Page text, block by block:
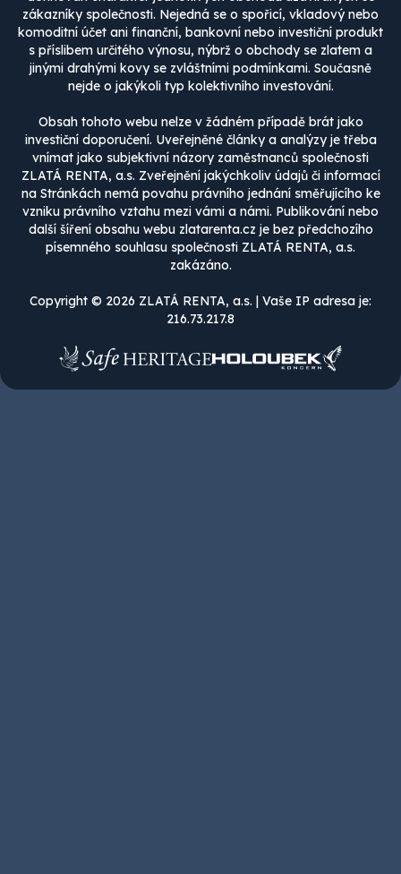
zákazníky společnosti. Nejedná se o spořicí, vkladový nebo
komoditní účet ani finanční, bankovní nebo investiční produkt
s příslibem určitého výnosu, nýbrž o obchody se zlatem a
jinými drahými kovy se zvláštními podmínkami. Současně
nejde o jakýkoli typ kolektivního investování.
Obsah tohoto webu nelze v žádném případě brát jako
investiční doporučení. Uveřejněné články a analýzy je třeba
vnímat jako subjektivní názory zaměstnanců společnosti
ZLATÁ RENTA, a.s. Zveřejnění jakýchkoliv údajů či informací
na Stránkách nemá povahu právního jednání směřujícího ke
vzniku právního vztahu mezi vámi a námi. Publikování nebo
další šíření obsahu webu zlatarenta.cz je bez předchozího
písemného souhlasu společnosti ZLATÁ RENTA, a.s.
zakázáno.
Copyright © 2026 ZLATÁ RENTA, a.s. | Vaše IP adresa je:
216.73.217.8